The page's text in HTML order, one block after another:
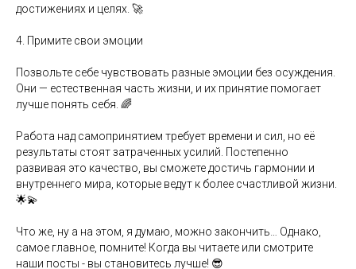
достижениях и целях. 🚀
4. Примите свои эмоции
Позвольте себе чувствовать разные эмоции без осуждения.
Они — естественная часть жизни, и их принятие помогает
лучше понять себя. 🌈
Работа над самопринятием требует времени и сил, но её
результаты стоят затраченных усилий. Постепенно
развивая это качество, вы сможете достичь гармонии и
внутреннего мира, которые ведут к более счастливой жизни.
🌟💫
Что же, ну а на этом, я думаю, можно закончить… Однако,
самое главное, помните! Когда вы читаете или смотрите
наши посты - вы становитесь лучше! 😎